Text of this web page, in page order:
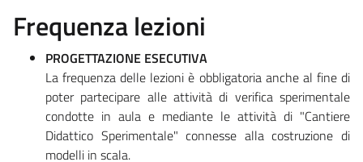
Frequenza lezioni
PROGETTAZIONE ESECUTIVA
La frequenza delle lezioni è obbligatoria anche al fine di
poter partecipare alle attività di verifica sperimentale
condotte in aula e mediante le attività di "Cantiere
Didattico Sperimentale" connesse alla costruzione di
modelli in scala.